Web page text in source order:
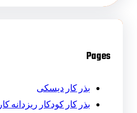
Pages
بذر کار دیسکی
بذر کار کودکار ریزدانه